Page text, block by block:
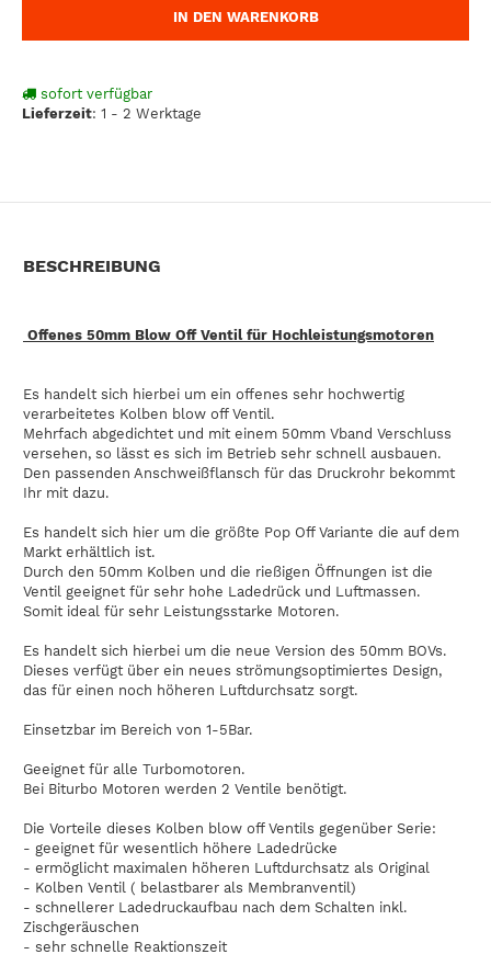
IN DEN WARENKORB
sofort verfügbar
Lieferzeit: 1 - 2 Werktage
BESCHREIBUNG
Offenes 50mm Blow Off Ventil für Hochleistungsmotoren
Es handelt sich hierbei um ein offenes sehr hochwertig
verarbeitetes Kolben blow off Ventil.
Mehrfach abgedichtet und mit einem 50mm Vband Verschluss
versehen, so lässt es sich im Betrieb sehr schnell ausbauen.
Den passenden Anschweißflansch für das Druckrohr bekommt
Ihr mit dazu.
Es handelt sich hier um die größte Pop Off Variante die auf dem
Markt erhältlich ist.
Durch den 50mm Kolben und die rießigen Öffnungen ist die
Ventil geeignet für sehr hohe Ladedrück und Luftmassen.
Somit ideal für sehr Leistungsstarke Motoren.
Es handelt sich hierbei um die neue Version des 50mm BOVs.
Dieses verfügt über ein neues strömungsoptimiertes Design,
das für einen noch höheren Luftdurchsatz sorgt.
Einsetzbar im Bereich von 1-5Bar.
Geeignet für alle Turbomotoren.
Bei Biturbo Motoren werden 2 Ventile benötigt.
Die Vorteile dieses Kolben blow off Ventils gegenüber Serie:
- geeignet für wesentlich höhere Ladedrücke
- ermöglicht maximalen höheren Luftdurchsatz als Original
- Kolben Ventil ( belastbarer als Membranventil)
- schnellerer Ladedruckaufbau nach dem Schalten inkl.
Zischgeräuschen
- sehr schnelle Reaktionszeit